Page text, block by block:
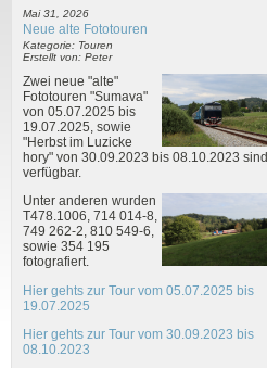
Mai 31, 2026
Neue alte Fototouren
Kategorie: Touren
Erstellt von: Peter
Zwei neue "alte"
Fototouren "Sumava"
von 05.07.2025 bis
19.07.2025, sowie
"Herbst im Luzicke
hory" von 30.09.2023 bis 08.10.2023 sind
verfügbar.
Unter anderen wurden
T478.1006, 714 014-8,
749 262-2, 810 549-6,
sowie 354 195
fotografiert.
Hier gehts zur Tour vom 05.07.2025 bis
19.07.2025
Hier gehts zur Tour vom 30.09.2023 bis
08.10.2023